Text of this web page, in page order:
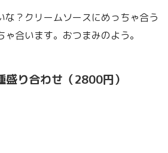
な？クリームソースにめっちゃ合う
合います。おつまみのよう。
盛り合わせ（2800円）